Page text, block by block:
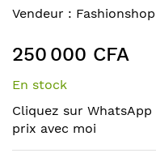
to
end
of
the
gallery
Skip
the
beginning
of
images
gallery
Vendeur : Fashionshop
250 000 CFA
En stock
Cliquez sur
prix avec moi